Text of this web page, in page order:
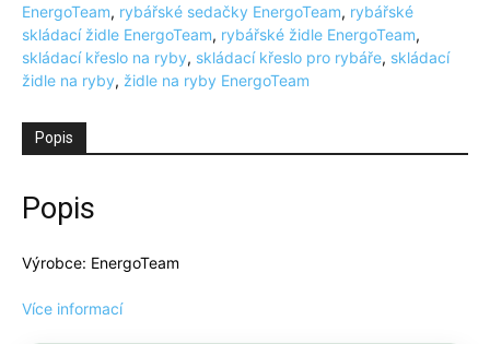
EnergoTeam, rybářské sedačky EnergoTeam, rybářské
skládací židle EnergoTeam, rybářské židle EnergoTeam,
skládací křeslo na ryby, skládací křeslo pro rybáře, skládací
židle na ryby, židle na ryby EnergoTeam
Popis
Popis
Výrobce: EnergoTeam
Více informací